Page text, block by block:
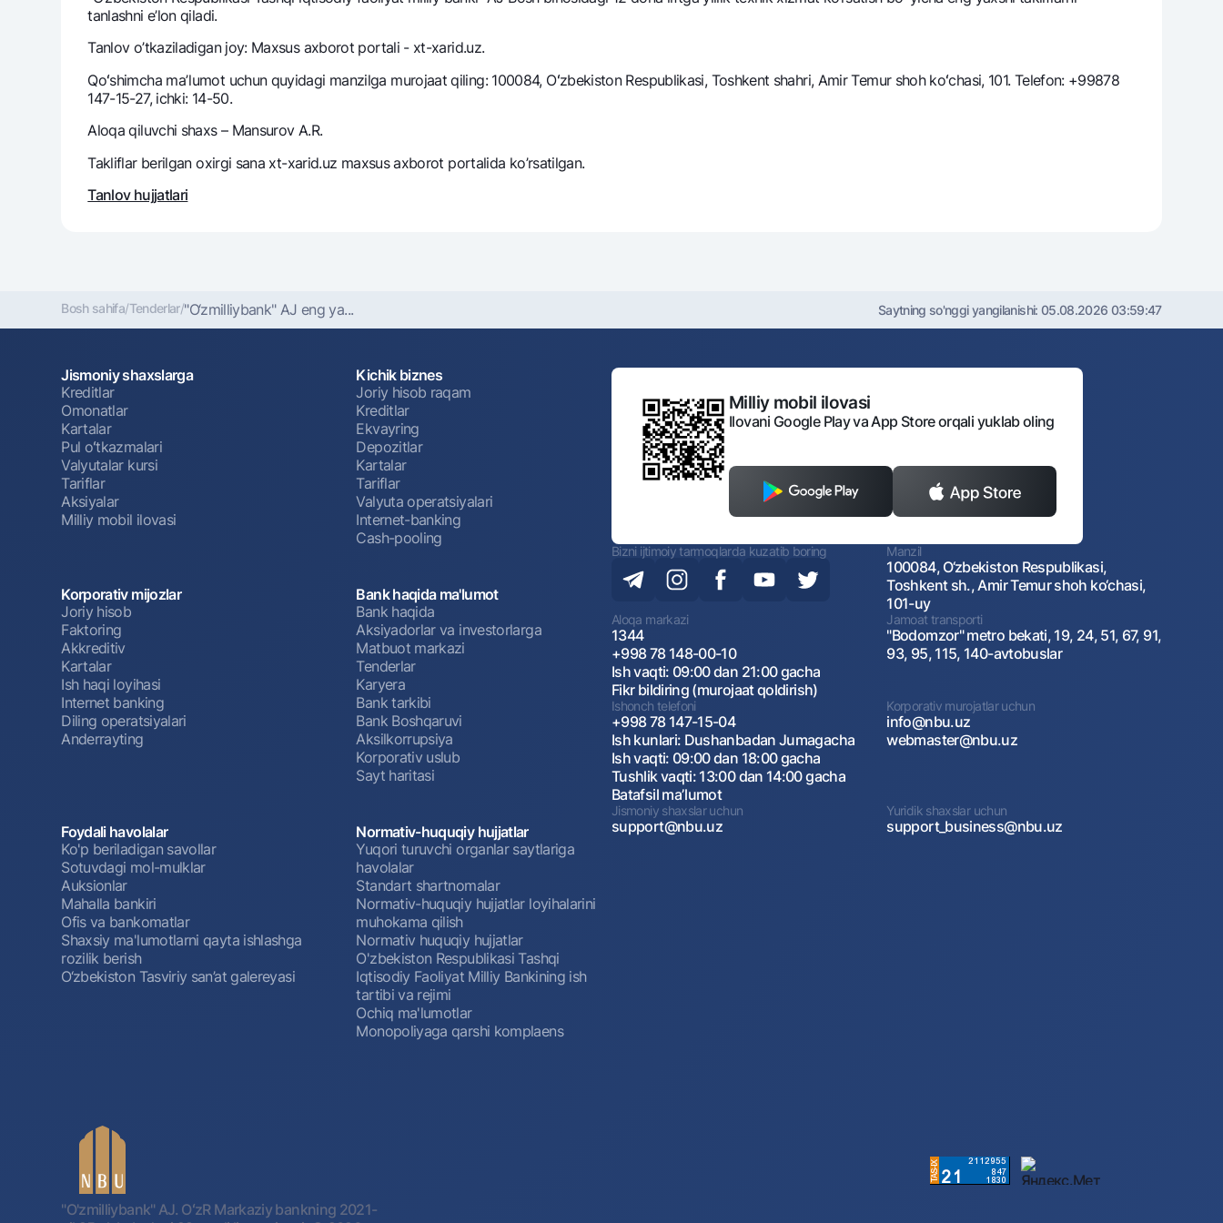
Kumush omonat
Pul oʻtkazmalari Valyutalar kursi
Eskrou hisobvarag‘i
Tariflar
Ko'p beriladigan savollar
Sayt bo‘yicha qidiring
Foydali havolalar
Ko'p beriladigan savollarMatbuot markaziOfis va bankomatlar
Bizni ijtimoiy tarmoqlarda kuzatib boring Aloqa markazi
1344
tanlashni e’lon qiladi.
Tanlov o’tkaziladigan joy: Maxsus axborot portali - xt-xarid.uz.
Qoʻshimcha maʼlumot uchun quyidagi manzilga murojaat qiling: 100084, Oʻzbekiston Respublikasi, Toshkent shahri, Amir Temur shoh koʻchasi, 101. Telefon: +99878
147-15-27, ichki: 14-50.
Aloqa qiluvchi shaxs – Mansurov A.R.
Takliflar berilgan oxirgi sana xt-xarid.uz maxsus axborot portalida ko’rsatilgan.
Tanlov hujjatlari
Bosh sahifa/Tenderlar/"O‘zmilliybank" AJ eng ya... Saytning so'nggi yangilanishi: 05.08.2026 03:59:47
Jismoniy shaxslarga
Kreditlar
Omonatlar
Kartalar
Pul oʻtkazmalari
Valyutalar kursi
Tariflar
Aksiyalar
Milliy mobil ilovasi
Kichik biznes
Joriy hisob raqam
Kreditlar
Ekvayring
Depozitlar
Kartalar
Tariflar
Valyuta operatsiyalari
Internet-banking
Cash-pooling
Korporativ mijozlar
Joriy hisob
Faktoring
Akkreditiv
Kartalar
Ish haqi loyihasi
Internet banking
Diling operatsiyalari
Anderrayting
Bank haqida ma'lumot
Bank haqida
Aksiyadorlar va investorlarga
Matbuot markazi
Tenderlar
Karyera
Bank tarkibi
Bank Boshqaruvi
Aksilkorrupsiya
Korporativ uslub
Sayt haritasi
Foydali havolalar
Ko'p beriladigan savollar
Sotuvdagi mol-mulklar
Auksionlar
Mahalla bankiri
Ofis va bankomatlar
Shaxsiy ma'lumotlarni qayta ishlashga
rozilik berish
O‘zbekiston Tasviriy san’at galereyasi
Normativ-huquqiy hujjatlar
Yuqori turuvchi organlar saytlariga
havolalar
Standart shartnomalar
Normativ-huquqiy hujjatlar loyihalarini
muhokama qilish
Normativ huquqiy hujjatlar
O'zbekiston Respublikasi Tashqi
Iqtisodiy Faoliyat Milliy Bankining ish
tartibi va rejimi
Ochiq ma'lumotlar
Monopoliyaga qarshi komplaens
Milliy mobil ilovasi
Ilovani Google Play va App Store orqali yuklab oling
Bizni ijtimoiy tarmoqlarda kuzatib boring Manzil
100084, O‘zbekiston Respublikasi,
Toshkent sh., Amir Temur shoh ko‘chasi,
101-uy
Aloqa markazi
1344
+998 78 148-00-10
Ish vaqti: 09:00 dan 21:00 gacha
Fikr bildiring (murojaat qoldirish)
Jamoat transporti
"Bodomzor" metro bekati, 19, 24, 51, 67, 91,
93, 95, 115, 140-avtobuslar
Ishonch telefoni
+998 78 147-15-04
Ish kunlari: Dushanbadan Jumagacha
Ish vaqti: 09:00 dan 18:00 gacha
Tushlik vaqti: 13:00 dan 14:00 gacha
Batafsil maʼlumot
Korporativ murojatlar uchun
info@nbu.uz
webmaster@nbu.uz
Jismoniy shaxslar uchun
support@nbu.uz
Yuridik shaxslar uchun
support_business@nbu.uz
"O'zmilliybank" AJ. OʻzR Markaziy bankning 2021-